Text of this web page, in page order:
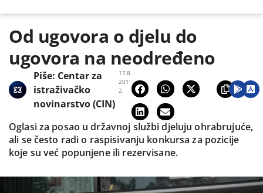
Od ugovora o djelu do
ugovora na neodređeno
17.8.
201
2.
Piše: Centar za
istraživačko
novinarstvo (CIN)
Oglasi za posao u državnoj službi djeluju ohrabrujuće,
ali se često radi o raspisivanju konkursa za pozicije
koje su već popunjene ili rezervisane.